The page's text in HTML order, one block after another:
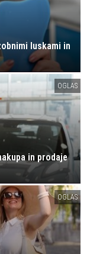
luskami in
OGLAS
in prodaje
OGLAS